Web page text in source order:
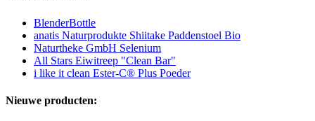
BlenderBottle
anatis Naturprodukte Shiitake Paddenstoel Bio
Naturtheke GmbH Selenium
All Stars Eiwitreep "Clean Bar"
i like it clean Ester-C® Plus Poeder
Nieuwe producten: